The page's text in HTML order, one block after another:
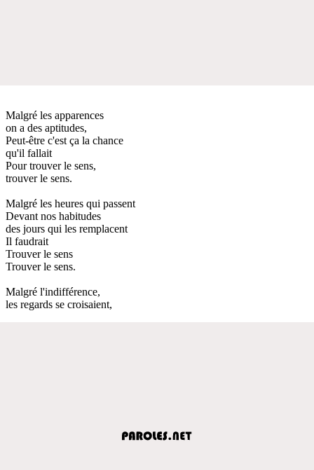
Malgré les apparences
on a des aptitudes,
Peut-être c'est ça la chance
qu'il fallait
Pour trouver le sens,
trouver le sens.
Malgré les heures qui passent
Devant nos habitudes
des jours qui les remplacent
Il faudrait
Trouver le sens
Trouver le sens.
Malgré l'indifférence,
les regards se croisaient,